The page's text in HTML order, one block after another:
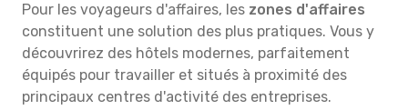
Pour les voyageurs d'affaires, les zones d'affaires
constituent une solution des plus pratiques. Vous y
découvrirez des hôtels modernes, parfaitement
équipés pour travailler et situés à proximité des
principaux centres d'activité des entreprises.